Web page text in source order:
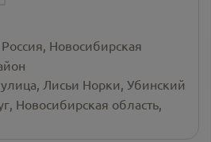
Россия, Новосибирская
Лисьи Норки, Убинский
Новосибирская область,